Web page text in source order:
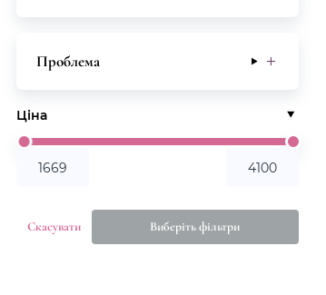
Проблема
Ціна
Скасувати Виберіть фільтри